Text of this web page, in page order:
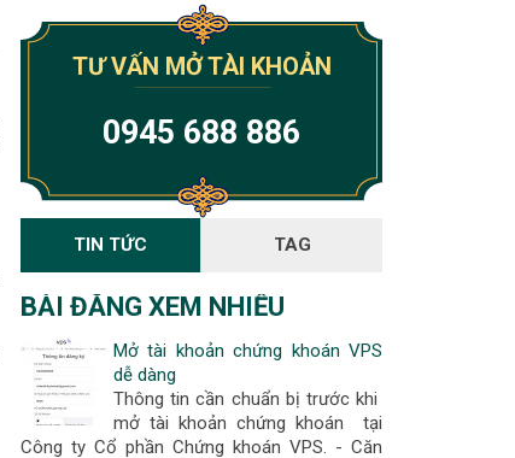
TƯ VẤN MỞ TÀI KHOẢN
0945 688 886
TIN TỨC TAG
BÀI ĐĂNG XEM NHIỀU
Mở tài khoản chứng khoán VPS
dễ dàng
Thông tin cần chuẩn bị trước khi
mở tài khoản chứng khoán tại
Công ty Cổ phần Chứng khoán VPS. - Căn